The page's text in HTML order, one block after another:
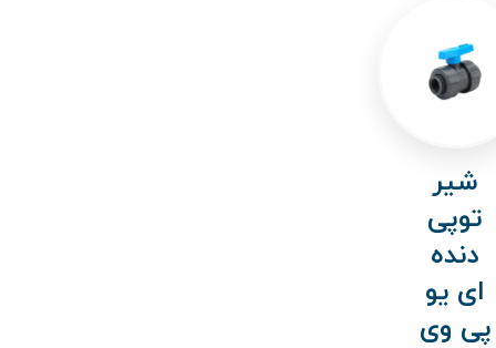
شیر
توپی
دنده
ای یو
پی وی